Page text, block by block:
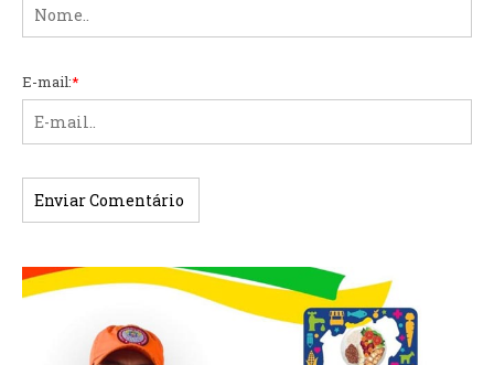
E-mail:*